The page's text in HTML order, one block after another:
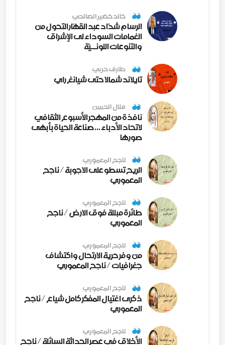
خالد خضير الصالحي
الرسام شدّاد عبد القهّار التحول من
الغمامات السوداء لى الإشراق
والتنوعات اللونــيّة
طارق حربي
تايلاند شمالا حتى شيانغ راي
منال الحسن
نافذة من المهجر الأسبوع الثقافي
لاتحاد الأدباء ... صناعة الحياة بأبهى
صورها
ناجح المعموري
الريح تسطو على الاجوبة / ناجح
المعموري
ناجح المعموري
طائرة مبللة فوق الارض / ناجح
المعموري
ناجح المعموري
من وفر حرية الارتحال واكتشاف
جغرافيات / ناجح المعموري
ناجح المعموري
ذكرى اغتيال المفكر كامل شياع / ناجح
المعموري
ناجح المعموري
الأخلاق في عصر الحداثة السائلة / ناجح